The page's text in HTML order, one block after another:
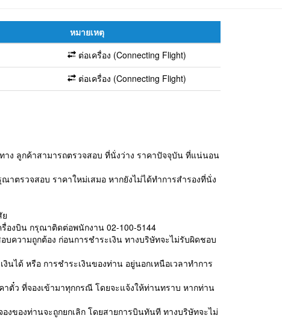
หมายเหตุ
ต่อเครื่อง (Connecting Flight)
ต่อเครื่อง (Connecting Flight)
าง ลูกค้าสามารถตรวจสอบ ที่นั่งว่าง ราคาปัจจุบัน ที่แน่นอน
ตรวจสอบ ราคาใหม่เสมอ หากยังไม่ได้ทำการสำรองที่นั่ง
องบิน กรุณาติดต่อพนักงาน 02-100-5144
วามถูกต้อง ก่อนการชำระเงิน ทางบริษัทจะไม่รับผิดชอบ
ได้ หรือ การชำระเงินของท่าน อยู่นอกเหนือเวลาทำการ
ตั๋ว ที่จองเข้ามาทุกกรณี โดยจะแจ้งให้ท่านทราบ หากท่าน
งของท่านจะถูกยกเลิก โดยสายการบินทันที ทางบริษัทจะไม่